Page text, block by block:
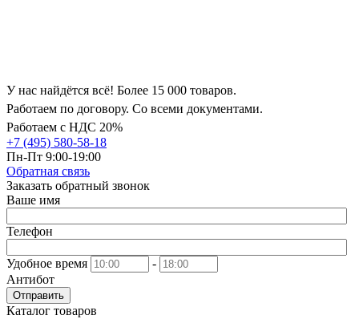
У нас найдётся всё! Более 15 000 товаров.
Работаем по договору. Со всеми документами.
Работаем с НДС 20%
+7 (495) 580-58-18
Пн-Пт 9:00-19:00
Обратная связь
Заказать обратный звонок
Ваше имя
Телефон
Удобное время
-
Антибот
Отправить
Каталог товаров